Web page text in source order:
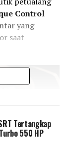
Control
yang
saat
Tertangkap
550 HP